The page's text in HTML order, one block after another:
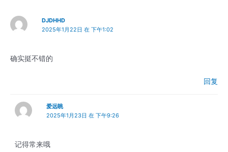
DJDHHD
2025年1月22日 在 下午1:02
确实挺不错的
回复
爱远眺
2025年1月23日 在 下午9:26
记得常来哦